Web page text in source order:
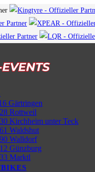
Gärtringen
Rottweil
Kirchheim unter Teck
Waldshut
Walldorf
Günzburg
Marktl